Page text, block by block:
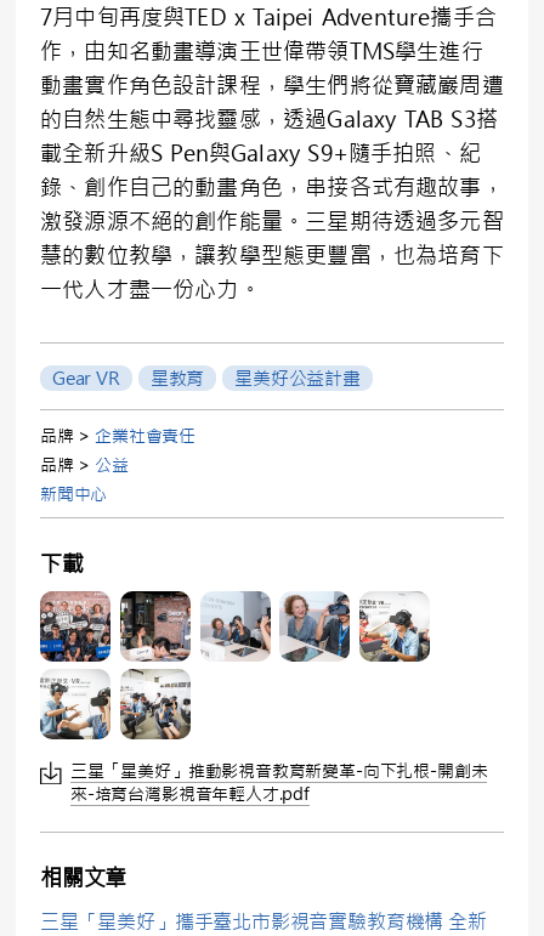
7月中旬再度與TED x Taipei Adventure攜手合
作，由知名動畫導演王世偉帶領TMS學生進行
動畫實作角色設計課程，學生們將從寶藏巖周遭
的自然生態中尋找靈感，透過Galaxy TAB S3搭
載全新升級S Pen與Galaxy S9+隨手拍照、紀
錄、創作自己的動畫角色，串接各式有趣故事，
激發源源不絕的創作能量。三星期待透過多元智
慧的數位教學，讓教學型態更豐富，也為培育下
一代人才盡一份心力。
Gear VR 星教育 星美好公益計畫
品牌 > 企業社會責任
品牌 > 公益
新聞中心
下載
三星「星美好」推動影視音教育新變革-向下扎根-開創未
來-培育台灣影視音年輕人才.pdf
相關文章
三星「星美好」攜手臺北市影視音實驗教育機構 全新